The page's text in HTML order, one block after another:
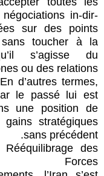
in-dir-
sur des points
toucher à la
s’agisse du
ou des relations
d’autres termes,
le passé lui est
une position de
gains stratégiques
sans précédent.
des
Forces